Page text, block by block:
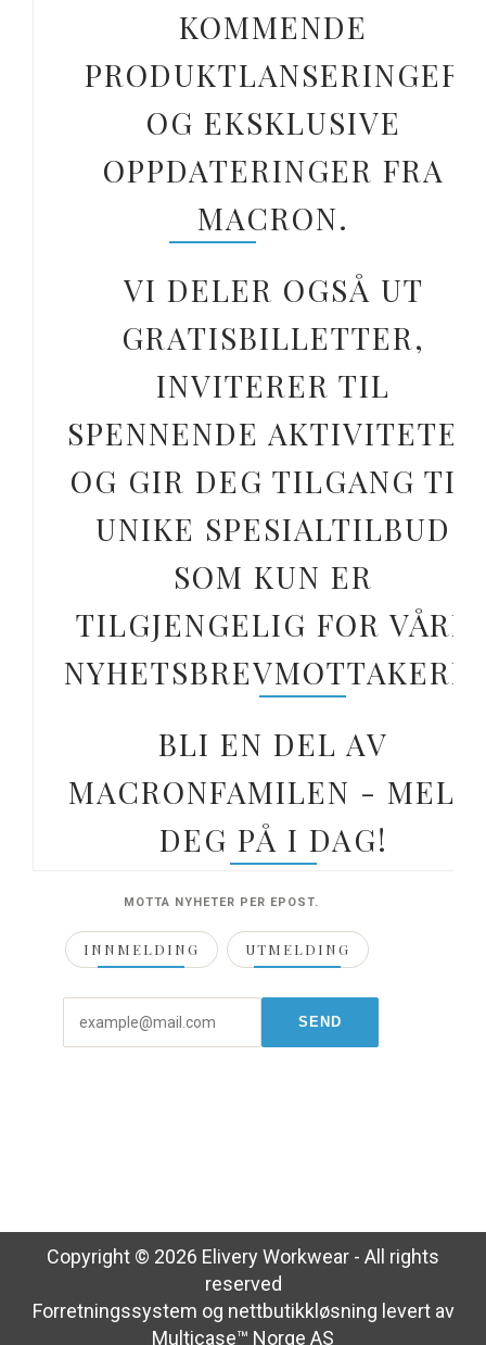
KOMMENDE
PRODUKTLANSERINGER
OG EKSKLUSIVE
OPPDATERINGER FRA
MACRON.
VI DELER OGSÅ UT
GRATISBILLETTER,
INVITERER TIL
SPENNENDE AKTIVITETER
OG GIR DEG TILGANG TIL
UNIKE SPESIALTILBUD
SOM KUN ER
TILGJENGELIG FOR VÅRE
NYHETSBREVMOTTAKERE.
BLI EN DEL AV
MACRONFAMILEN - MELD
DEG PÅ I DAG!
MOTTA NYHETER PER EPOST.
INNMELDING UTMELDING
Copyright © 2026 Elivery Workwear - All rights
reserved
Forretningssystem og nettbutikkløsning levert av
Multicase™ Norge AS